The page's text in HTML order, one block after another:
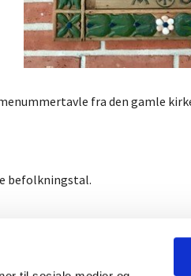
fra den gamle
befolkningstal.